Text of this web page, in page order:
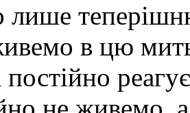
в цю